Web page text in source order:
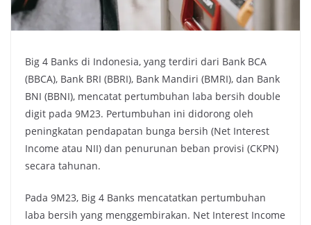
Big 4 Banks di Indonesia, yang terdiri dari Bank BCA
(BBCA), Bank BRI (BBRI), Bank Mandiri (BMRI), dan Bank
BNI (BBNI), mencatat pertumbuhan laba bersih double
digit pada 9M23. Pertumbuhan ini didorong oleh
peningkatan pendapatan bunga bersih (Net Interest
Income atau NII) dan penurunan beban provisi (CKPN)
secara tahunan.
Pada 9M23, Big 4 Banks mencatatkan pertumbuhan
laba bersih yang menggembirakan. Net Interest Income